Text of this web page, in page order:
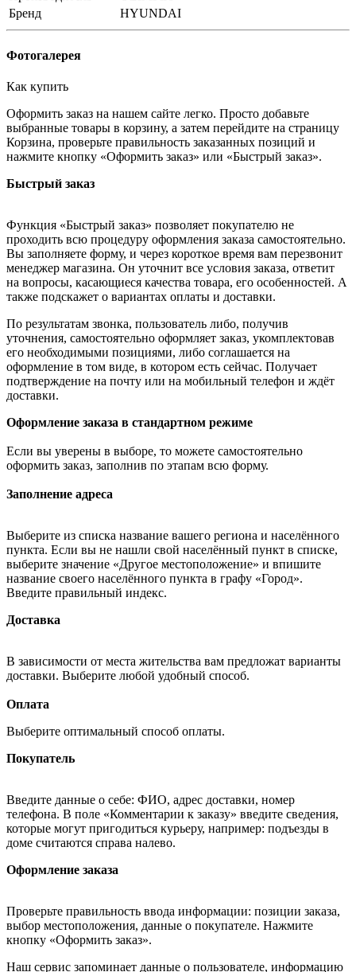
Бренд
HYUNDAI
Фотогалерея
Как купить
Оформить заказ на нашем сайте легко. Просто добавьте
выбранные товары в корзину, а затем перейдите на страницу
Корзина, проверьте правильность заказанных позиций и
нажмите кнопку «Оформить заказ» или «Быстрый заказ».
Быстрый заказ
Функция «Быстрый заказ» позволяет покупателю не
проходить всю процедуру оформления заказа самостоятельно.
Вы заполняете форму, и через короткое время вам перезвонит
менеджер магазина. Он уточнит все условия заказа, ответит
на вопросы, касающиеся качества товара, его особенностей. А
также подскажет о вариантах оплаты и доставки.
По результатам звонка, пользователь либо, получив
уточнения, самостоятельно оформляет заказ, укомплектовав
его необходимыми позициями, либо соглашается на
оформление в том виде, в котором есть сейчас. Получает
подтверждение на почту или на мобильный телефон и ждёт
доставки.
Оформление заказа в стандартном режиме
Если вы уверены в выборе, то можете самостоятельно
оформить заказ, заполнив по этапам всю форму.
Заполнение адреса
Выберите из списка название вашего региона и населённого
пункта. Если вы не нашли свой населённый пункт в списке,
выберите значение «Другое местоположение» и впишите
название своего населённого пункта в графу «Город».
Введите правильный индекс.
Доставка
В зависимости от места жительства вам предложат варианты
доставки. Выберите любой удобный способ.
Оплата
Выберите оптимальный способ оплаты.
Покупатель
Введите данные о себе: ФИО, адрес доставки, номер
телефона. В поле «Комментарии к заказу» введите сведения,
которые могут пригодиться курьеру, например: подъезды в
доме считаются справа налево.
Оформление заказа
Проверьте правильность ввода информации: позиции заказа,
выбор местоположения, данные о покупателе. Нажмите
кнопку «Оформить заказ».
Наш сервис запоминает данные о пользователе, информацию